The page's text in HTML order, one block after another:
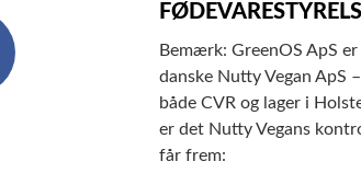
Bemærk: GreenOS ApS
danske Nutty Vegan ApS
både CVR og lager i
er det Nutty Vegans
får frem: